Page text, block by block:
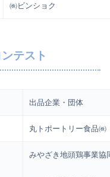
㈱ビンショク
テスト
出品企業・団体
丸トポートリー食品㈱
みやざき地頭鶏事業協